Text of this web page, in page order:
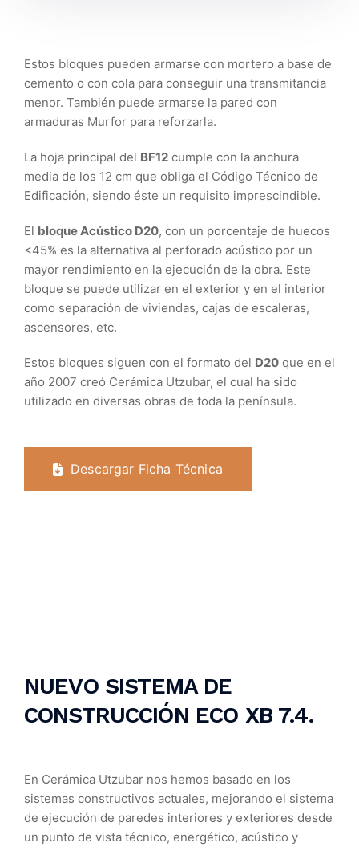
Estos bloques pueden armarse con mortero a base de
cemento o con cola para conseguir una transmitancia
menor. También puede armarse la pared con
armaduras Murfor para reforzarla.
La hoja principal del BF12 cumple con la anchura
media de los 12 cm que obliga el Código Técnico de
Edificación, siendo éste un requisito imprescindible.
El bloque Acústico D20, con un porcentaje de huecos
<45% es la alternativa al perforado acústico por un
mayor rendimiento en la ejecución de la obra. Este
bloque se puede utilizar en el exterior y en el interior
como separación de viviendas, cajas de escaleras,
ascensores, etc.
Estos bloques siguen con el formato del D20 que en el
año 2007 creó Cerámica Utzubar, el cual ha sido
utilizado en diversas obras de toda la península.
Descargar Ficha Técnica
NUEVO SISTEMA DE
CONSTRUCCIÓN ECO XB 7.4.
En Cerámica Utzubar nos hemos basado en los
sistemas constructivos actuales, mejorando el sistema
de ejecución de paredes interiores y exteriores desde
un punto de vista técnico, energético, acústico y